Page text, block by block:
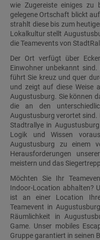
wie Zugereiste einiges zu
gelegene Ortschaft blickt
strahlt diese bis zum
Lokalkultur stellt
die Teamevents von
Der Ort verfügt über
Einwohner unbekannt
führt Sie kreuz und quer
und zeigt auf diese Weise
Augustusburg. Sie können
die an den
Augustusburg verortet sind.
Stadtrallye in
Logik und Wissen
Augustusburg zu einem
Herausforderungen
meistern und das
Möchten Sie Ihr
Indoor-Location abhalten?
ist an einer Location
Teamevent in
Räumlichkeit in
Game. Unser mobiles
Gruppe garantiert in seinen